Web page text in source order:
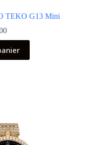
TEKO G13 Mini